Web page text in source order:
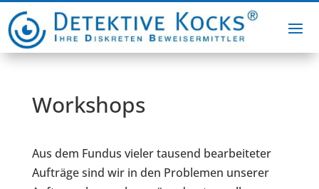
Workshops
Aus dem Fundus vieler tausend bearbeiteter
Aufträge sind wir in den Problemen unserer